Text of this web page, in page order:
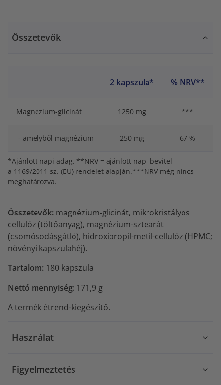
Összetevők
2 kapszula* % NRV**
Magnézium-glicinát 1250 mg ***
- amelyből magnézium 250 mg 67 %
*Ajánlott napi adag. **NRV = ajánlott napi bevitel
a 1169/2011 sz. (EU) rendelet alapján.***NRV még nincs
meghatározva.
Összetevők: magnézium-glicinát, mikrokristályos
cellulóz (töltőanyag), magnézium-sztearát
(csomósodásgátló), hidroxipropil-metil-cellulóz (HPMC;
növényi kapszulahéj).
Tartalom: 180 kapszula
Nettó mennyiség: 171,9 g
A termék étrend-kiegészítő.
Használat
Figyelmeztetés